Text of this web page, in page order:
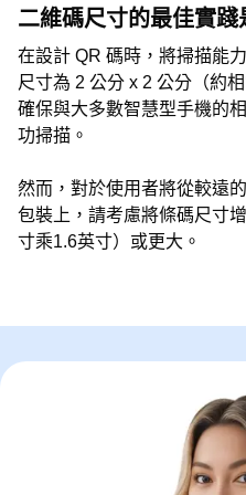
二維碼尺寸的最佳實踐
在設計 QR 碼時，將掃描能
尺寸為 2 公分 x 2 公分（約
確保與大多數智慧型手機的
功掃描。
然而，對於使用者將從較遠
包裝上，請考慮將條碼尺寸
寸乘1.6英寸）或更大。